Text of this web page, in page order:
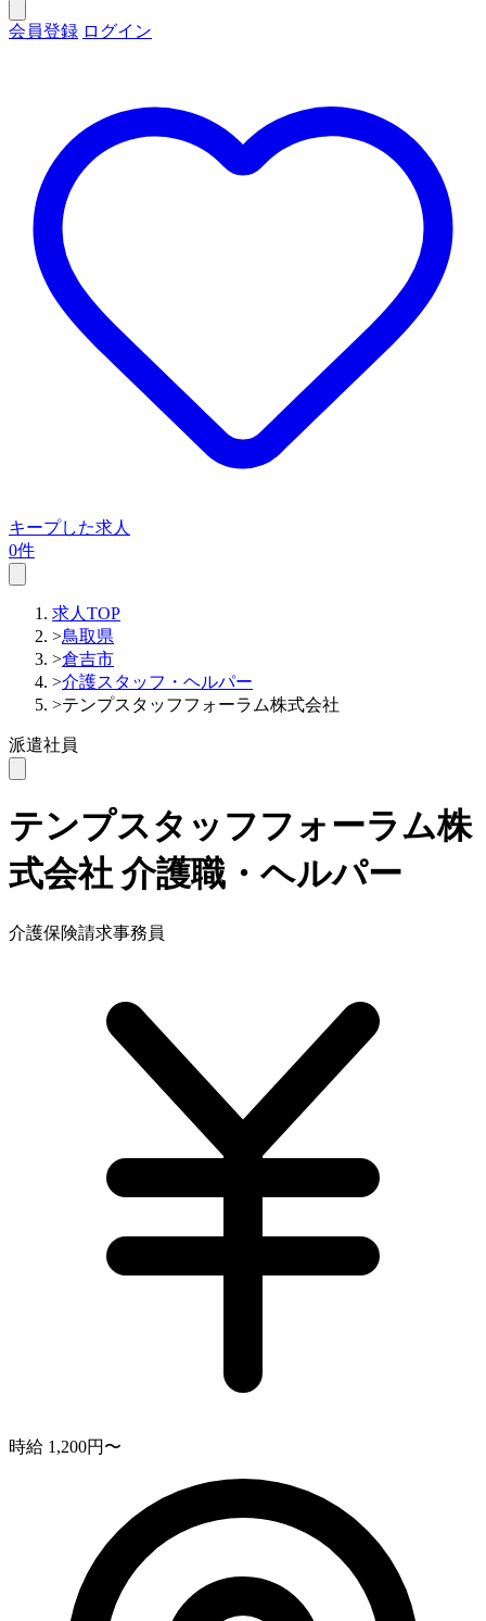
会員登録 ログイン
キープした求人
0件
求人TOP
>鳥取県
>倉吉市
>介護スタッフ・ヘルパー
>テンプスタッフフォーラム株式会社
派遣社員
テンプスタッフフォーラム株
式会社介護職・ヘルパー
介護保険請求事務員
時給 1,200円〜